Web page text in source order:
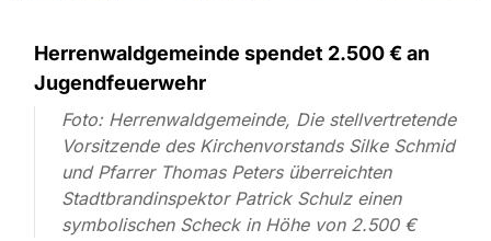
Herrenwaldgemeinde spendet 2.500 € an
Jugendfeuerwehr
Foto: Herrenwaldgemeinde, Die stellvertretende
Vorsitzende des Kirchenvorstands Silke Schmid
und Pfarrer Thomas Peters überreichten
Stadtbrandinspektor Patrick Schulz einen
symbolischen Scheck in Höhe von 2.500 €